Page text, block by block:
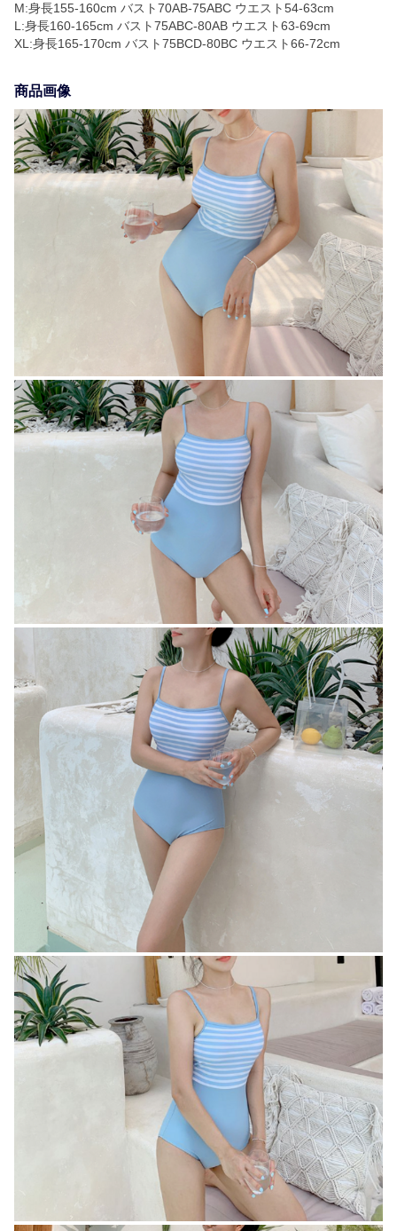
M:身長155-160cm バスト70AB-75ABC ウエスト54-63cm
L:身長160-165cm バスト75ABC-80AB ウエスト63-69cm
XL:身長165-170cm バスト75BCD-80BC ウエスト66-72cm
商品画像